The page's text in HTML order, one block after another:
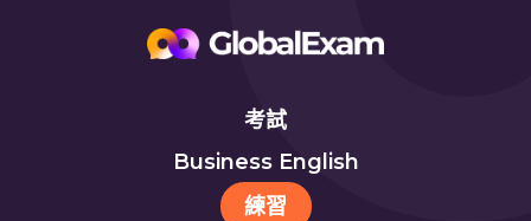
考試
Business English
練習